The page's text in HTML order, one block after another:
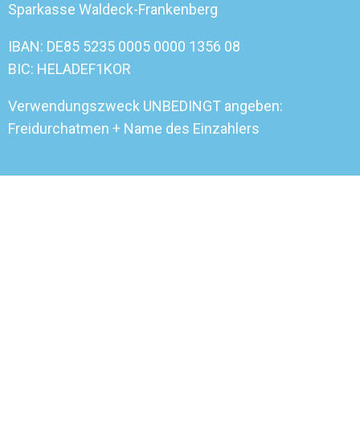
Sparkasse Waldeck-Frankenberg
IBAN: DE85 5235 0005 0000 1356 08
BIC: HELADEF1KOR
Verwendungszweck UNBEDINGT angeben:
Freidurchatmen + Name des Einzahlers